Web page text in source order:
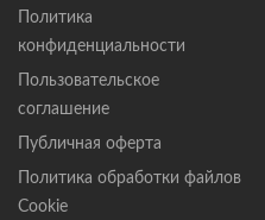
Политика
конфиденциальности
Пользовательское
соглашение
Публичная оферта
Политика обработки файлов
Cookie